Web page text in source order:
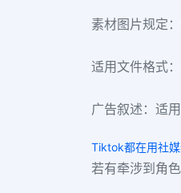
素材图片规定
适用文件格式
广告叙述：适
Tiktok都在用社
若有牵涉到角